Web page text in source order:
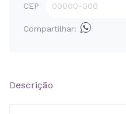
CEP
Compartilhar:
Descrição